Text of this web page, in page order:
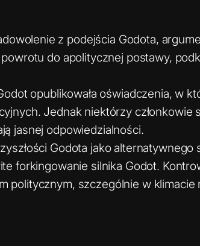
z podejścia Godota,
do apolitycznej postawy,
opublikowała oświadczenia, w
Jednak niektórzy członkowie
jasnej odpowiedzialności.
Godota jako alternatywnego
forkingowanie silnika Godot.
politycznym, szczególnie w klimacie